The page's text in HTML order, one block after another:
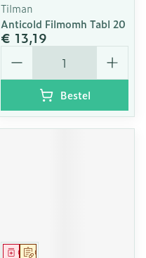
Tilman
Anticold Filmomh Tabl 20
€ 13,19
Aantal
Bestel
Op voorschrift
Geneesmiddel